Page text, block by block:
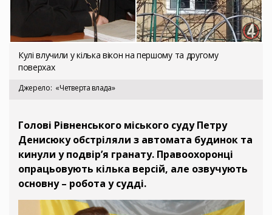
Кулі влучили у кілька вікон на першому та другому
поверхах
Джерело «Четверта влада»
Голові Рівненського міського суду Петру
Денисюку обстріляли з автомата будинок та
кинули у подвір’я гранату. Правоохоронці
опрацьовують кілька версій, але озвучують
основну – робота у судді.